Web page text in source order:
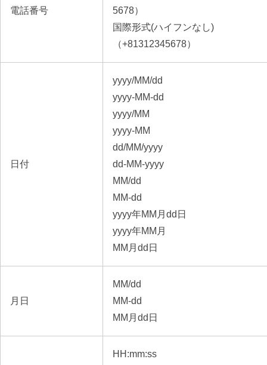
電話番号
5678）
国際形式(ハイフンなし)
（+81312345678）
日付
yyyy/MM/dd
yyyy-MM-dd
yyyy/MM
yyyy-MM
dd/MM/yyyy
dd-MM-yyyy
MM/dd
MM-dd
yyyy年MM月dd日
yyyy年MM月
MM月dd日
月日
MM/dd
MM-dd
MM月dd日
HH:mm:ss